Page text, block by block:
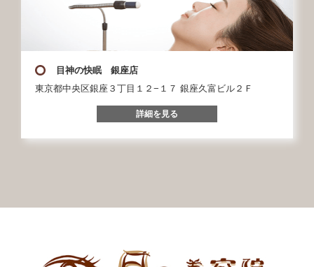
目神の快眠 銀座店
東京都中央区銀座３丁目１２−１７ 銀座久富ビル２Ｆ
詳細を見る